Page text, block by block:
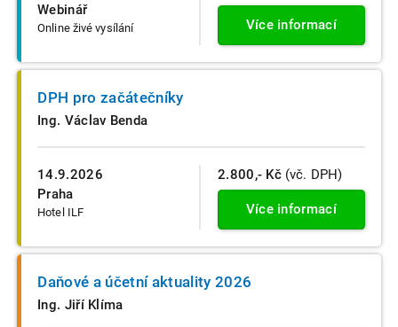
Webinář
Online živé vysílání Více informací
14.9.2026
Praha
Hotel ILF
DPH pro začátečníky
Ing. Václav Benda
2.800,- Kč (vč. DPH)
Více informací
Daňové a účetní aktuality 2026
Ing. Jiří Klíma